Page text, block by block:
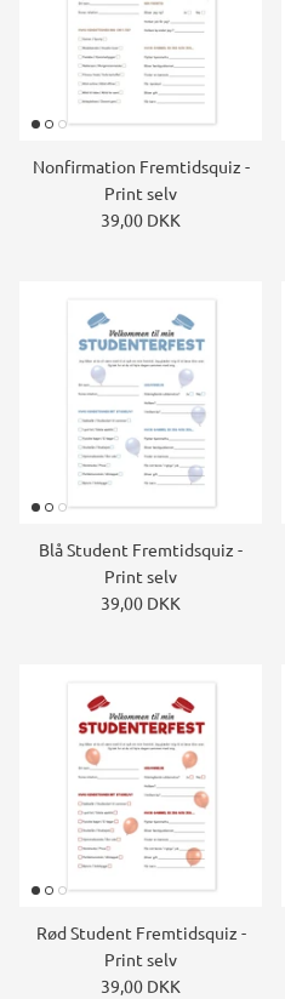
Nonfirmation Fremtidsquiz -
Print selv
39,00 DKK
Blå Student Fremtidsquiz -
Print selv
39,00 DKK
Rød Student Fremtidsquiz -
Print selv
39,00 DKK